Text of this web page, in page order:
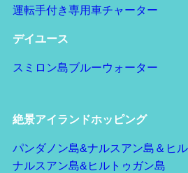
運転手付き専用車チャーター
デイユース
スミロン島ブルーウォーター
絶景アイランドホッピング
パンダノン島&ナルスアン島＆ヒ
ナルスアン島&ヒルトゥガン島